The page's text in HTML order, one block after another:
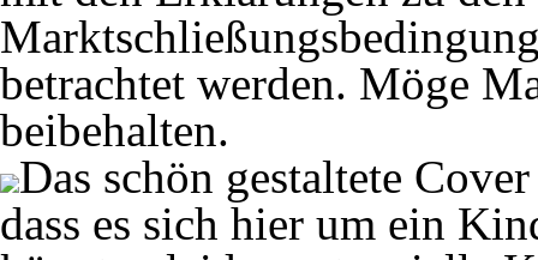
betrachtet werden. Möge
beibehalten.
Das schön gestaltete
dass es sich hier um ein